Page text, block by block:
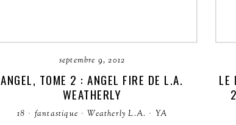
septembre 9, 2012
ANGEL, TOME 2 : ANGEL FIRE DE L.A.
WEATHERLY
18 · fantastique · Weatherly L.A. · YA
LE